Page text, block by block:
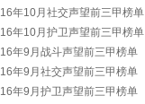
年10月社交声望前三甲榜单
年10月护卫声望前三甲榜单
年9月战斗声望前三甲榜单
年9月社交声望前三甲榜单
年9月护卫声望前三甲榜单